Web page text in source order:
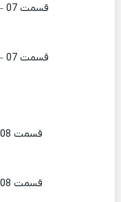
قسمت 07 –
قسمت 07 –
قسمت 08 – بدون زیرنویس – 720P
قسمت 08 – بدون زیرنویس – 480P